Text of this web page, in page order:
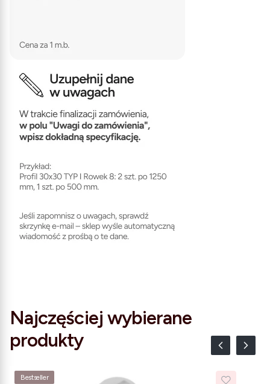
Najczęściej wybierane
produkty
Bestseller